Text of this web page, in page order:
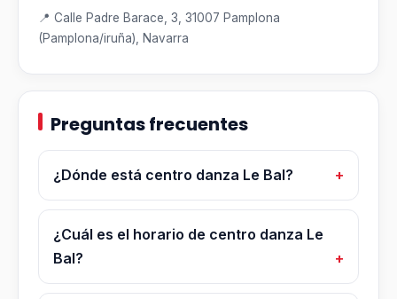
📍 Calle Padre Barace, 3, 31007 Pamplona
(Pamplona/iruña), Navarra
Preguntas frecuentes
¿Dónde está centro danza Le Bal?
¿Cuál es el horario de centro danza Le
Bal?